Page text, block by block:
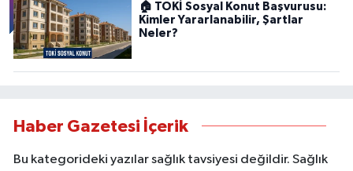
🏠 TOKİ Sosyal Konut Başvurusu:
Kimler Yararlanabilir, Şartlar
Neler?
Haber Gazetesi İçerik
Bu kategorideki yazılar sağlık tavsiyesi değildir. Sağlık